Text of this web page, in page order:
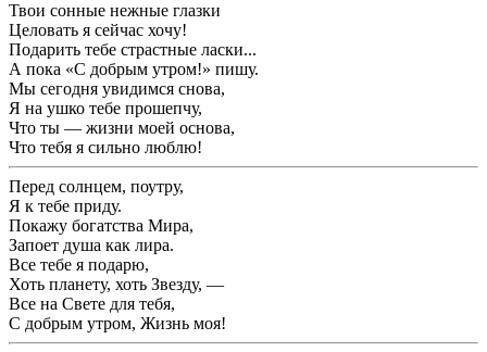
Твои сонные нежные глазки
Целовать я сейчас хочу!
Подарить тебе страстные ласки...
А пока «С добрым утром!» пишу.
Мы сегодня увидимся снова,
Я на ушко тебе прошепчу,
Что ты — жизни моей основа,
Что тебя я сильно люблю!
Перед солнцем, поутру,
Я к тебе приду.
Покажу богатства Мира,
Запоет душа как лира.
Все тебе я подарю,
Хоть планету, хоть Звезду, —
Все на Свете для тебя,
С добрым утром, Жизнь моя!